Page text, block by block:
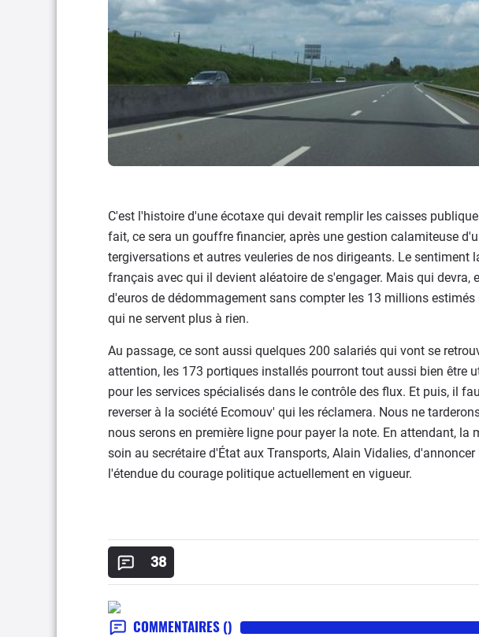
C'est l'histoire d'une écotaxe qui devait remplir les caisses
fait, ce sera un gouffre financier, après une gestion calamiteuse
tergiversations et autres veuleries de nos dirigeants. Le sentiment
français avec qui il devient aléatoire de s'engager. Mais qui devra,
d'euros de dédommagement sans compter les 13 millions
qui ne servent plus à rien.
Au passage, ce sont aussi quelques 200 salariés qui vont se
attention, les 173 portiques installés pourront tout aussi bien être
pour les services spécialisés dans le contrôle des flux. Et puis, il
reverser à la société Ecomouv' qui les réclamera. Nous ne
nous serons en première ligne pour payer la note. En attendant, la
soin au secrétaire d'État aux Transports, Alain Vidalies,
l'étendue du courage politique actuellement en vigueur.
38
COMMENTAIRES ()